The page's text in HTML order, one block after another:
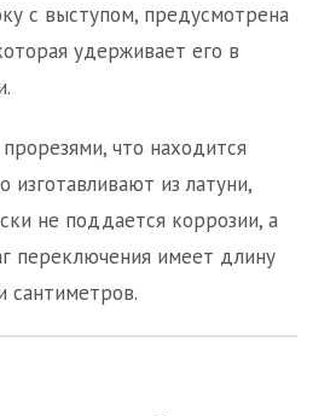
с выступом, предусмотрена
удерживает его в
что находится
изготавливают из латуни,
не поддается коррозии, а
переключения имеет длину
сантиметров.